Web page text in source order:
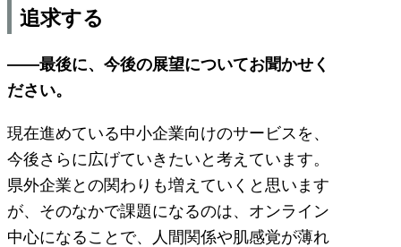
追求する
――最後に、今後の展望についてお聞かせく
ださい。
現在進めている中小企業向けのサービスを、
今後さらに広げていきたいと考えています。
県外企業との関わりも増えていくと思います
が、そのなかで課題になるのは、オンライン
中心になることで、人間関係や肌感覚が薄れ